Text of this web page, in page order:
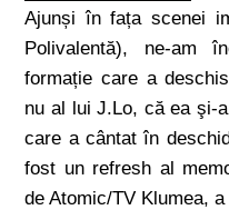
Ajunși în fața scenei
Polivalentă), ne-am
formație care a
nu al lui J.Lo, că ea şi-
care a cântat în
fost un refresh al
de Atomic/TV Klumea,